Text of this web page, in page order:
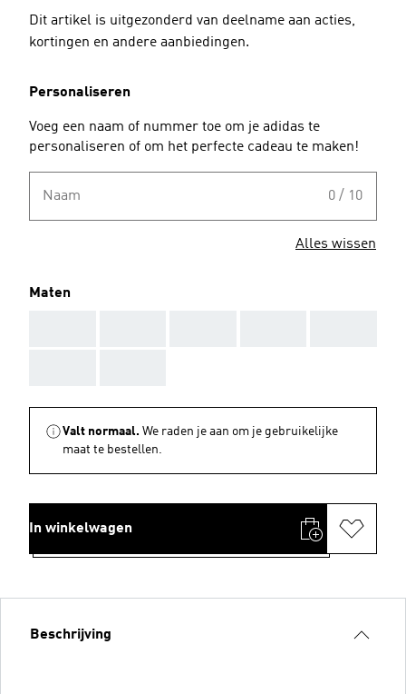
Dit artikel is uitgezonderd van deelname aan acties,
kortingen en andere aanbiedingen.
Personaliseren
Voeg een naam of nummer toe om je adidas te
personaliseren of om het perfecte cadeau te maken!
Naam 0 / 10
Alles wissen
Maten
Valt normaal. We raden je aan om je gebruikelijke
maat te bestellen.
In winkelwagen
Beschrijving